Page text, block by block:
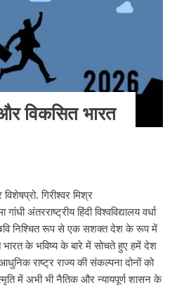
और विकसित भारत
गिरीश्वर मिश्र
गांधी अंतरराष्ट्रीय हिंदी विश्वविद्यालय वर्धा
निश्चित रूप से एक सशक्त देश के रूप में
के भविष्य के बारे में सोचते हुए हमें देश
राष्ट्र राज्य की संकल्पना दोनों को
में अभी भी नैतिक और न्यायपूर्ण शासन के